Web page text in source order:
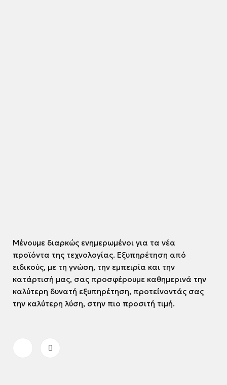
Μένουμε διαρκώς ενημερωμένοι για τα νέα
προϊόντα της τεχνολογίας. Εξυπηρέτηση από
ειδικούς, με τη γνώση, την εμπειρία και την
κατάρτισή μας, σας προσφέρουμε καθημερινά την
καλύτερη δυνατή εξυπηρέτηση, προτείνοντάς σας
την καλύτερη λύση, στην πιο προσιτή τιμή.